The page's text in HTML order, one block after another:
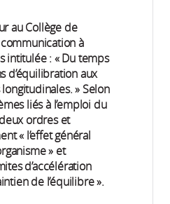
au Collège de
communication à
intitulée : « Du temps
d’équilibration aux
» Selon
liés à l’emploi du
ordres et
« l’effet général
» et
d’accélération
de l’équilibre ».